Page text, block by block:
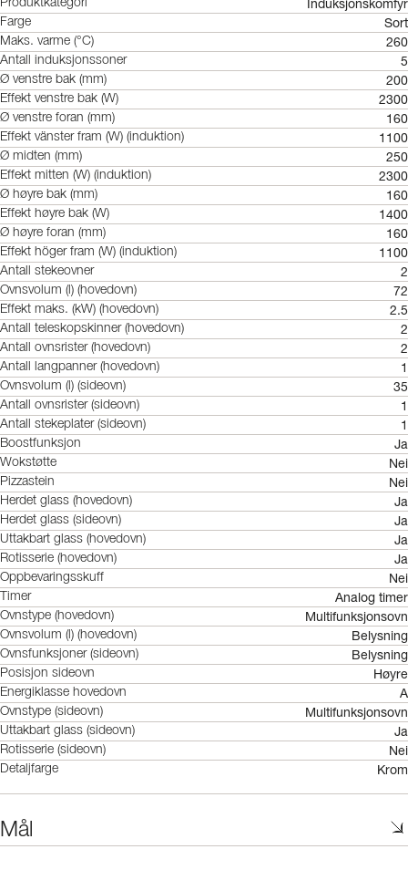
Produktkategori Induksjonskomfyr
Farge Sort
Maks. varme (°C) 260
Antall induksjonssoner 5
Ø venstre bak (mm) 200
Effekt venstre bak (W) 2300
Ø venstre foran (mm) 160
Effekt vänster fram (W) (induktion) 1100
Ø midten (mm) 250
Effekt mitten (W) (induktion) 2300
Ø høyre bak (mm) 160
Effekt høyre bak (W) 1400
Ø høyre foran (mm) 160
Effekt höger fram (W) (induktion) 1100
Antall stekeovner 2
Ovnsvolum (l) (hovedovn) 72
Effekt maks. (kW) (hovedovn) 2.5
Antall teleskopskinner (hovedovn) 2
Antall ovnsrister (hovedovn) 2
Antall langpanner (hovedovn) 1
Ovnsvolum (l) (sideovn) 35
Antall ovnsrister (sideovn) 1
Antall stekeplater (sideovn) 1
Boostfunksjon Ja
Wokstøtte Nei
Pizzastein Nei
Herdet glass (hovedovn) Ja
Herdet glass (sideovn) Ja
Uttakbart glass (hovedovn) Ja
Rotisserie (hovedovn) Ja
Oppbevaringsskuff Nei
Timer Analog timer
Ovnstype (hovedovn) Multifunksjonsovn
Ovnsvolum (l) (hovedovn) Belysning
Ovnsfunksjoner (sideovn) Belysning
Posisjon sideovn Høyre
Energiklasse hovedovn A
Ovnstype (sideovn) Multifunksjonsovn
Uttakbart glass (sideovn) Ja
Rotisserie (sideovn) Nei
Detaljfarge Krom
Mål